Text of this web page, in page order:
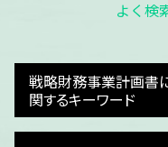
よく検
戦略財務事業計画書
関するキーワード